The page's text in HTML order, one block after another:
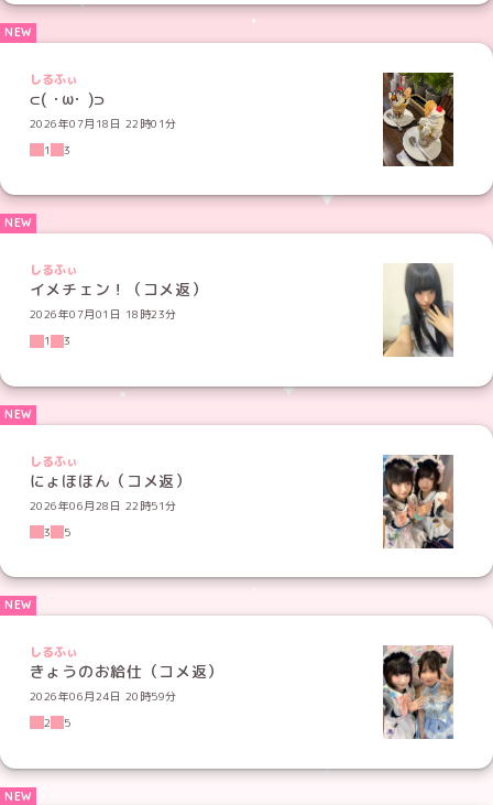
しるふぃ
⊂( ･ω･ )⊃
2026年07月18日 22時01分
1
3
しるふぃ
イメチェン！（コメ返）
2026年07月01日 18時23分
1
3
しるふぃ
にょほほん（コメ返）
2026年06月28日 22時51分
3
5
しるふぃ
きょうのお給仕（コメ返）
2026年06月24日 20時59分
2
5